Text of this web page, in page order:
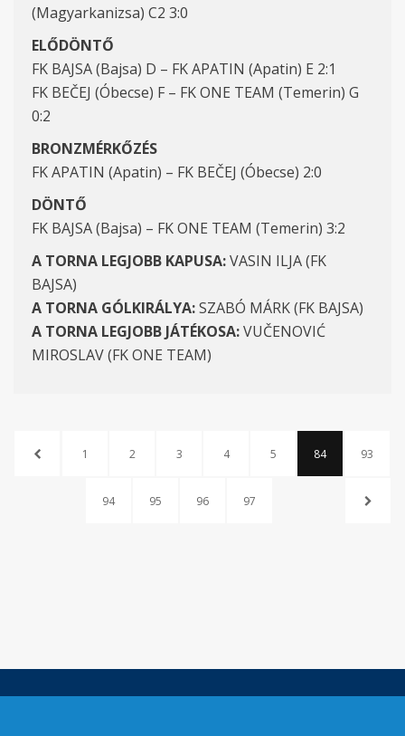
(Magyarkanizsa) C2 3:0
ELŐDÖNTŐ
FK BAJSA (Bajsa) D – FK APATIN (Apatin) E 2:1
FK BEČEJ (Óbecse) F – FK ONE TEAM (Temerin) G
0:2
BRONZMÉRKŐZÉS
FK APATIN (Apatin) – FK BEČEJ (Óbecse) 2:0
DÖNTŐ
FK BAJSA (Bajsa) – FK ONE TEAM (Temerin) 3:2
A TORNA LEGJOBB KAPUSA:VASIN ILJA (FK
BAJSA)
A TORNA GÓLKIRÁLYA:SZABÓ MÁRK (FK BAJSA)
A TORNA LEGJOBB JÁTÉKOSA:VUČENOVIĆ
MIROSLAV (FK ONE TEAM)
1 2 3 4 5 84 93
94 95 96 97